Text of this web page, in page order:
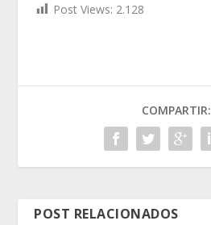
Post Views: 2.128
COMPARTIR:
POST RELACIONADOS